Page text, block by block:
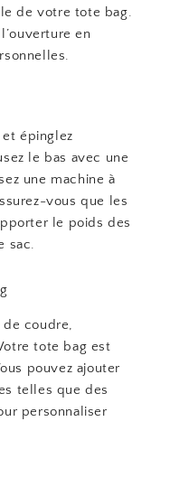
de votre tote bag.
en
épinglez
le bas avec une
une machine à
vous que les
le poids des
sac.
de coudre,
tote bag est
pouvez ajouter
telles que des
personnaliser